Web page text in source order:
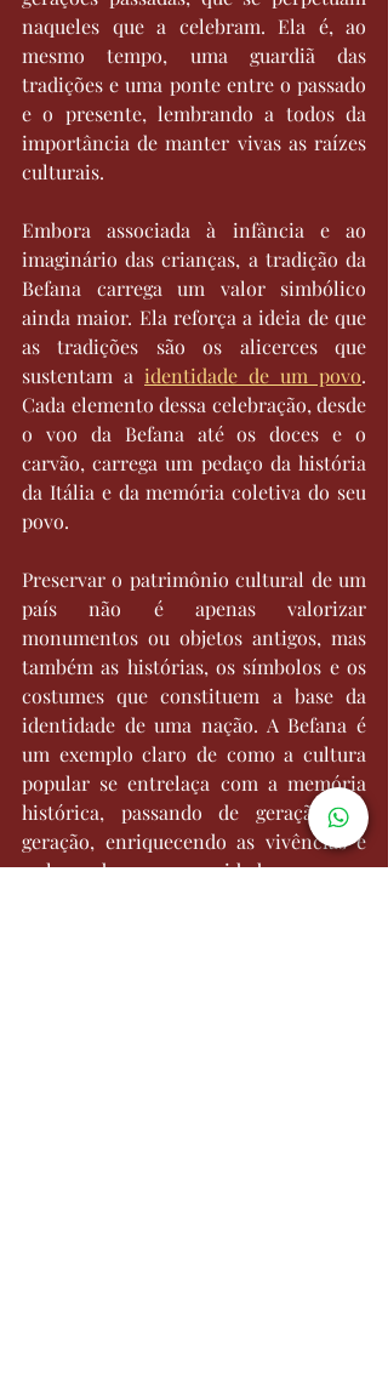
naqueles que a celebram. Ela é, ao
mesmo tempo, uma guardiã das
tradições e uma ponte entre o passado
e o presente, lembrando a todos da
importância de manter vivas as raízes
culturais.
Embora associada à infância e ao
imaginário das crianças, a tradição da
Befana carrega um valor simbólico
ainda maior. Ela reforça a ideia de que
as tradições são os alicerces que
sustentam a identidade de um povo.
Cada elemento dessa celebração, desde
o voo da Befana até os doces e o
carvão, carrega um pedaço da história
da Itália e da memória coletiva do seu
povo.
Preservar o patrimônio cultural de um
país não é apenas valorizar
monumentos ou objetos antigos, mas
também as histórias, os símbolos e os
costumes que constituem a base da
identidade de uma nação. A Befana é
um exemplo claro de como a cultura
popular se entrelaça com a memória
histórica, passando de geração em
geração, enriquecendo as vivências e
os laços de uma comunidade.